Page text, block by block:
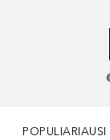
POPULIARIAUSI